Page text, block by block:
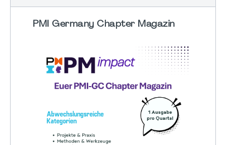
PMI Germany Chapter Magazin